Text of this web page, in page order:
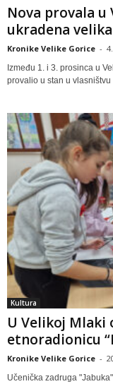
Nova provala u
ukradena
Kronike Velike Gorice -
Između 1. i 3. prosinca u
provalio u stan u
Kultura
U Velikoj Mlaki
etnoradionicu
Kronike Velike Gorice -
Učenička zadruga